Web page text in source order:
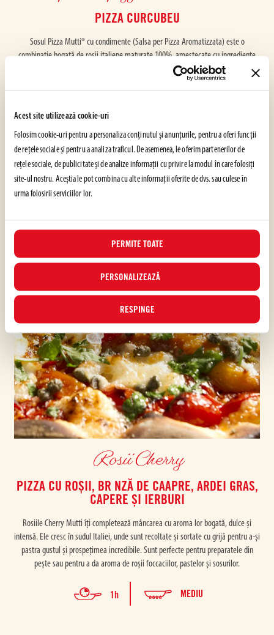
Acest site utilizează cookie-uri
Folosim cookie-uri pentru a personaliza conținutul și anunțurile, pentru a oferi funcții
de rețele sociale și pentru a analiza traficul. De asemenea, le oferim partenerilor de
rețele sociale, de publicitate și de analize informații cu privire la modul în care folosiți
site-ul nostru. Aceștia le pot combina cu alte informații oferite de dvs. sau culese în
urma folosirii serviciilor lor.
PERMITE TOATE
PERSONALIZEAZĂ
RESPINGE
PIZZA CURCUBEU
Sosul Pizza Mutti® cu condimente (Salsa per Pizza Aromatizzata) este o
combinație bogată de roșii italiene maturate 100%, amestecate cu ingrediente
tradiționale – busuioc aromat, oregano și ceapă. Se răspândește uniform peste
pizza, oferindu-i o aromă îmbietoare, o culoare strălucitoare și un gust bogat. Cu
Rosii Cherry
PIZZA CU ROȘII, BR NZĂ DE CAAPRE, ARDEI GRAS,
CAPERE ȘI IERBURI
Rosiile Cherry Mutti îți completează mâncarea cu aroma lor bogată, dulce și
intensă. Ele cresc în sudul Italiei, unde sunt recoltate și sortate cu grijă pentru a-și
pastra gustul și prospețimea incredibile. Sunt perfecte pentru preparatele din
pește sau pentru a da aroma de roșii foccaciilor, pastelor și sosurilor.
1h MEDIU